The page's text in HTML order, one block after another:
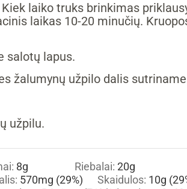
laiko truks brinkimas
laikas 10-20 minučių.
salotų lapus.
žalumynų užpilo dalis
užpilu.
8g Riebalai: 20g
570mg (29%) Skaidulos: 10g